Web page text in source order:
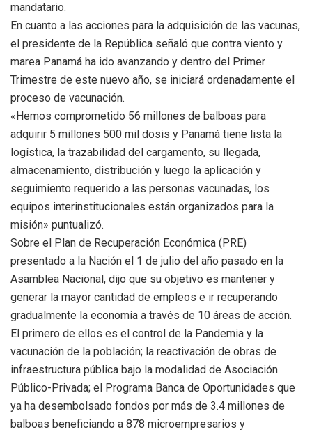
mandatario.
En cuanto a las acciones para la adquisición de las vacunas,
el presidente de la República señaló que contra viento y
marea Panamá ha ido avanzando y dentro del Primer
Trimestre de este nuevo año, se iniciará ordenadamente el
proceso de vacunación.
«Hemos comprometido 56 millones de balboas para
adquirir 5 millones 500 mil dosis y Panamá tiene lista la
logística, la trazabilidad del cargamento, su llegada,
almacenamiento, distribución y luego la aplicación y
seguimiento requerido a las personas vacunadas, los
equipos interinstitucionales están organizados para la
misión» puntualizó.
Sobre el Plan de Recuperación Económica (PRE)
presentado a la Nación el 1 de julio del año pasado en la
Asamblea Nacional, dijo que su objetivo es mantener y
generar la mayor cantidad de empleos e ir recuperando
gradualmente la economía a través de 10 áreas de acción.
El primero de ellos es el control de la Pandemia y la
vacunación de la población; la reactivación de obras de
infraestructura pública bajo la modalidad de Asociación
Público-Privada; el Programa Banca de Oportunidades que
ya ha desembolsado fondos por más de 3.4 millones de
balboas beneficiando a 878 microempresarios y